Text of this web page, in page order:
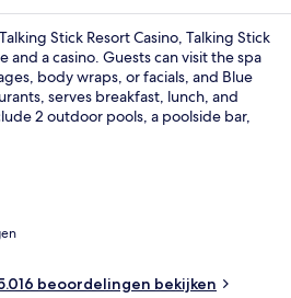
Stick Resort Casino, Talking Stick
and a casino. Guests can visit the spa
body wraps, or facials, and Blue
serves breakfast, lunch, and
2 outdoor pools, a poolside bar,
beoordelingen bekijken